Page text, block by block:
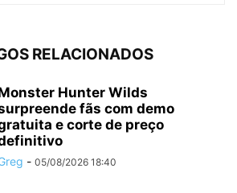
RELACIONADOS
Hunter Wilds
fãs com demo
e corte de preço
- 05/08/2026 18:40